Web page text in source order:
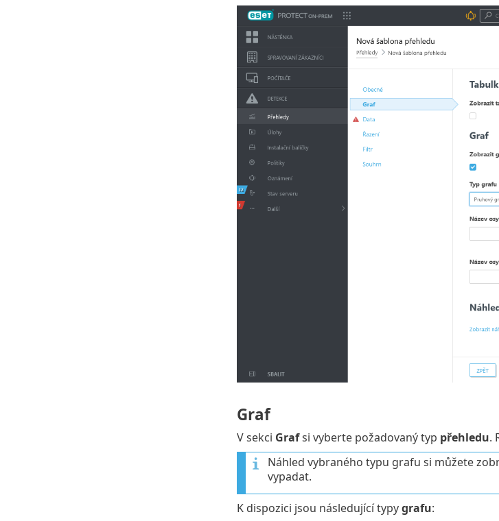
Graf
V sekci Grafsi vyberte požadovaný typ přehledu.
Náhled vybraného typu grafu si můžete
vypadat.
K dispozici jsou následující typygrafu: